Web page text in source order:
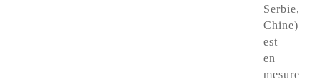
Serbie,
Chine)
est
en
mesure